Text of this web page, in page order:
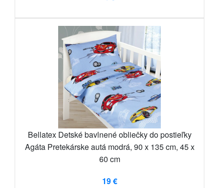
Bellatex Detské bavlnené obliečky do postieľky
Agáta Pretekárske autá modrá, 90 x 135 cm, 45 x
60 cm
19 €